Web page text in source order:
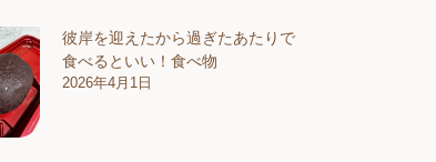
彼岸を迎えたから過ぎたあたりで
食べるといい！食べ物
2026年4月1日